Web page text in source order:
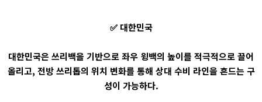
✅ 대한민국
대한민국은 쓰리백을 기반으로 좌우 윙백의 높이를 적극적으로 끌어
올리고, 전방 쓰리톱의 위치 변화를 통해 상대 수비 라인을 흔드는 구
성이 가능하다.